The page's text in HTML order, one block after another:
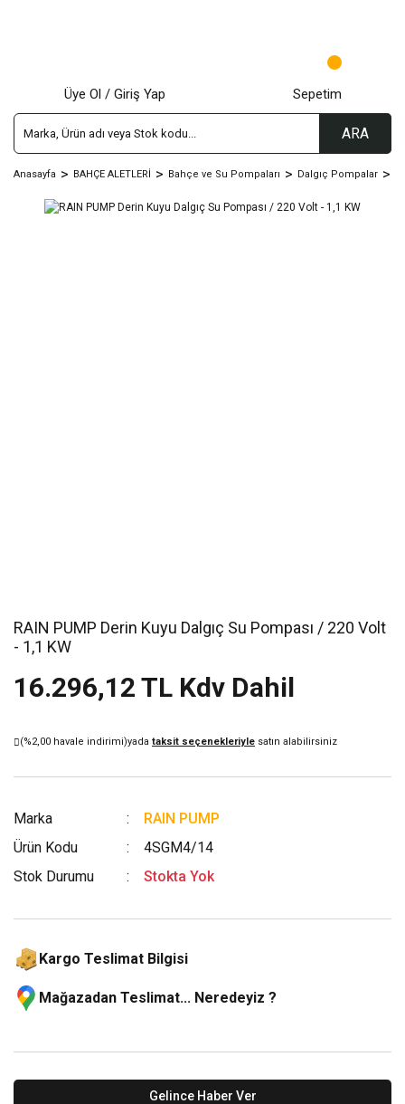
ARA
Üye Ol / Giriş Yap Sepetim
Anasayfa BAHÇE ALETLERİ Bahçe ve Su Pompaları Dalgıç Pompalar
RAIN PUMP Derin Kuyu Dalgıç Su Pompası / 220 Volt
- 1,1 KW
16.296,12 TL Kdv Dahil
(%2,00 havale indirimi)yada taksit seçenekleriyle satın alabilirsiniz
Marka
RAIN PUMP
Ürün Kodu
4SGM4/14
Stok Durumu
Stokta Yok
Kargo Teslimat Bilgisi
Mağazadan Teslimat... Neredeyiz ?
Gelince Haber Ver